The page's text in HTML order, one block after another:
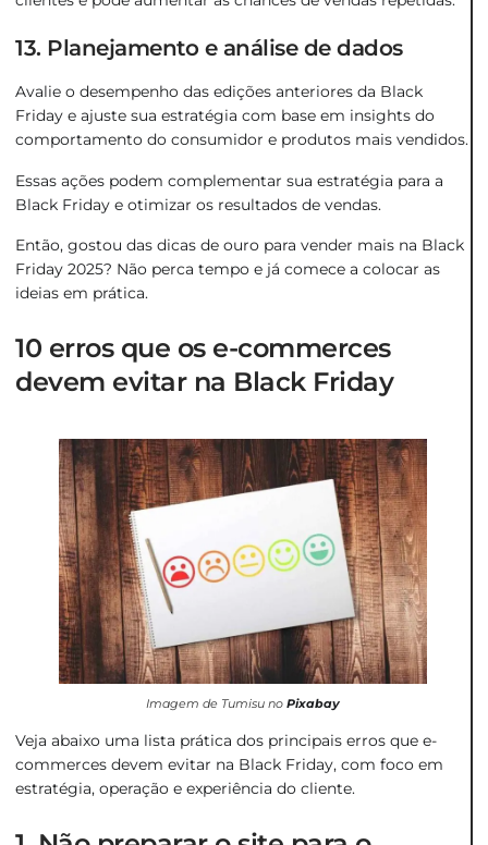
13. Planejamento e análise de dados
Avalie o desempenho das edições anteriores da Black
Friday e ajuste sua estratégia com base em insights do
comportamento do consumidor e produtos mais vendidos​.
Essas ações podem complementar sua estratégia para a
Black Friday e otimizar os resultados de vendas.
Então, gostou das dicas de ouro para vender mais na Black
Friday 2025? Não perca tempo e já comece a colocar as
ideias em prática.
10 erros que os e-commerces
devem evitar na Black Friday
Imagem de Tumisu no Pixabay
Veja abaixo uma lista prática dos principais erros que e-
commerces devem evitar na Black Friday, com foco em
estratégia, operação e experiência do cliente.